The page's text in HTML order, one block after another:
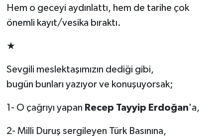
Hem o geceyi aydınlattı, hem de tarihe çok
önemli kayıt/vesika bıraktı.
★
Sevgili meslektaşımızın dediği gibi,
bugün bunları yazıyor ve konuşuyorsak;
1- O çağrıyı yapan Recep Tayyip Erdoğan'a,
2- Milli Duruş sergileyen Türk Basınına,